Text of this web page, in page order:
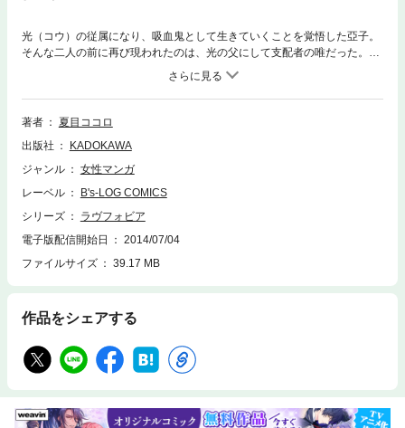
光（コウ）の従属になり、吸血鬼として生きていくことを覚悟した亞子。
そんな二人の前に再び現われたのは、光の父にして支配者の唯だった。光
を支配下に置くため、亞子の弟・優夜を利用する唯。唯にそそのかされた
優夜は、光に銀のナイフを向けるが、その切っ先が切り裂いたものは―
―！？
著者
夏目ココロ
出版社
KADOKAWA
ジャンル
女性マンガ
レーベル
B's-LOG COMICS
シリーズ
ラヴフォビア
電子版配信開始日
2014/07/04
ファイルサイズ
39.17 MB
作品をシェアする